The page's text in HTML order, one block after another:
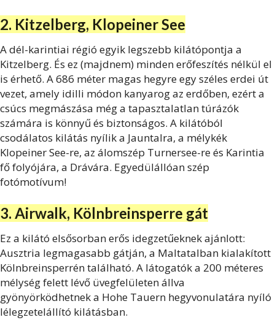
2. Kitzelberg, Klopeiner See
A dél-karintiai régió egyik legszebb kilátópontja a
Kitzelberg. És ez (majdnem) minden erőfeszítés nélkül el
is érhető. A 686 méter magas hegyre egy széles erdei út
vezet, amely idilli módon kanyarog az erdőben, ezért a
csúcs megmászása még a tapasztalatlan túrázók
számára is könnyű és biztonságos. A kilátóból
csodálatos kilátás nyílik a Jauntalra, a mélykék
Klopeiner See-re, az álomszép Turnersee-re és Karintia
fő folyójára, a Drávára. Egyedülállóan szép
fotómotívum!
3. Airwalk, Kölnbreinsperre gát
Ez a kilátó elsősorban erős idegzetűeknek ajánlott:
Ausztria legmagasabb gátján, a Maltatalban kialakított
Kölnbreinsperrén található. A látogatók a 200 méteres
mélység felett lévő üvegfelületen állva
gyönyörködhetnek a Hohe Tauern hegyvonulatára nyíló
lélegzetelállító kilátásban.